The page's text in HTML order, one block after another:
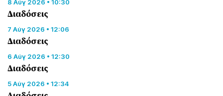
8 Αύγ 2026 • 10:30
Διαδόσεις
7 Αύγ 2026 • 12:06
Διαδόσεις
6 Αύγ 2026 • 12:30
Διαδόσεις
5 Αύγ 2026 • 12:34